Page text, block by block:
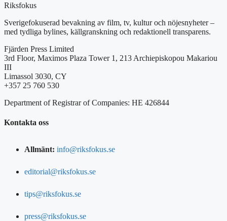
Riksfokus
Sverigefokuserad bevakning av film, tv, kultur och nöjesnyheter –
med tydliga bylines, källgranskning och redaktionell transparens.
Fjärden Press Limited
3rd Floor, Maximos Plaza Tower 1, 213 Archiepiskopou Makariou
III
Limassol 3030, CY
+357 25 760 530
Department of Registrar of Companies: HE 426844
Kontakta oss
Allmänt: info@riksfokus.se
editorial@riksfokus.se
tips@riksfokus.se
press@riksfokus.se